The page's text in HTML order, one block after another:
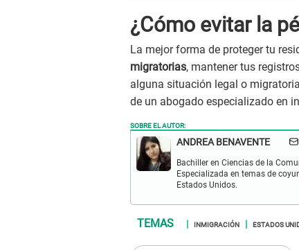
¿Cómo evitar la
La mejor forma de proteger tu
migratorias, mantener tus
alguna situación legal o
de un abogado especializado en
SOBRE EL AUTOR:
ANDREA BENAVENTE
Bachiller en Ciencias de la
Especializada en temas de
Estados Unidos.
INMIGRACIÓN ESTADOS